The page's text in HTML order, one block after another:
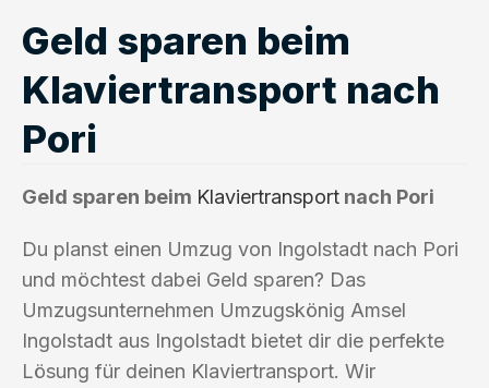
Geld sparen beim
Klaviertransport nach
Pori
Geld sparen beim Klaviertransport nach Pori
Du planst einen Umzug von Ingolstadt nach Pori
und möchtest dabei Geld sparen? Das
Umzugsunternehmen Umzugskönig Amsel
Ingolstadt aus Ingolstadt bietet dir die perfekte
Lösung für deinen Klaviertransport. Wir